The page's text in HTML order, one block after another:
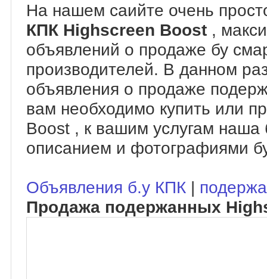
На нашем саийте очень
КПК Highscreen Boost ,
объявлений о продаже бу
производителей. В данном
объявления о продаже
вам необходимо купить или
Boost , к вашим услугам наша
описанием и фотографиями
Объявления б.у КПК |
Продажа подержанных